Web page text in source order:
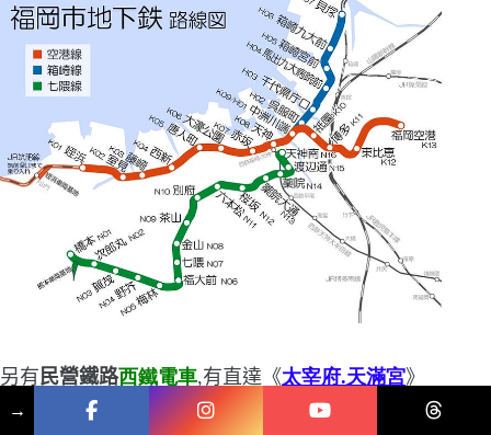
另有民營鐵路西鐵電車,有直達《太宰府.天滿宮》
的車班
→